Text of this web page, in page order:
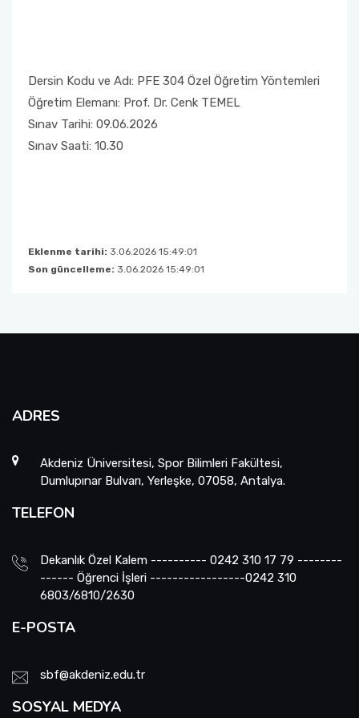
Dersin Kodu ve Adı: PFE 304 Özel Öğretim Yöntemleri
Öğretim Elemanı: Prof. Dr. Cenk TEMEL
Sınav Tarihi: 09.06.2026
Sınav Saati: 10.30
Eklenme tarihi: 3.06.2026 15:49:01
Son güncelleme: 3.06.2026 15:49:01
ADRES
Akdeniz Üniversitesi, Spor Bilimleri Fakültesi,
Dumlupınar Bulvarı, Yerleşke, 07058, Antalya.
TELEFON
Dekanlık Özel Kalem ---------- 0242 310 17 79 --------
------ Öğrenci İşleri -----------------0242 310
6803/6810/2630
E-POSTA
sbf@akdeniz.edu.tr
SOSYAL MEDYA